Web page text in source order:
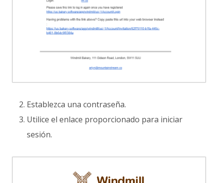
Establezca una contraseña.
Utilice el enlace proporcionado para iniciar
sesión.